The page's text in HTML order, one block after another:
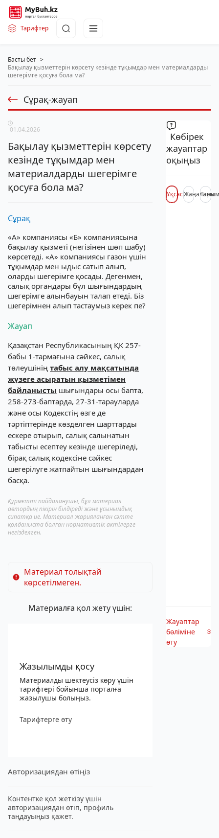
Тарифтер
Басты бет >
Бақылау қызметтерін көрсету кезінде тұқымдар мен материалдарды
шегерімге қосуға бола ма?
Сұрақ-жауап
01.04.2026
Бақылау қызметтерін көрсету
кезінде тұқымдар мен
материалдарды шегерімге
қосуға бола ма?
Сұрақ
«А» компаниясы «Б» компаниясына
бақылау қызметі (негізінен шөп шабу)
көрсетеді. «А» компаниясы газон үшін
тұқымдар мен ыдыс сатып алып,
оларды шегерімге қосады. Дегенмен,
салық органдары бұл шығындардың
шегерімге алынбауын талап етеді. Біз
шегерімнен алып тастаумыз керек пе?
Жауап
Қазақстан Республикасының ҚК 257-
бабы 1-тармағына сәйкес, салық
төлеушінің табыс алу мақсатында
жүзеге асыратын қызметімен
байланысты шығындары осы бапта,
258-273-баптарда, 27-31-тарауларда
және осы Кодекстің өзге де
тәртіптерінде көзделген шарттарды
ескере отырып, салық салынатын
табысты есептеу кезінде шегеріледі,
бірақ салық кодексіне сәйкес
шегерілуге жатпайтын шығындардан
басқа.
Құрметті пайдаланушы, бұл материал
автордың пікірін білдіреді және ұсынымдық
сипатқа ие. Материал жарияланған сәтте
қолданыста болған нормативтік актілерге
негізделген.
Материал толықтай
көрсетілмеген.
Материалға қол жету үшін:
Жазылымды қосу
Материалды шектеусіз көру үшін
тарифтері бойынша порталға
жазылушы болыңыз.
Тарифтерге өту
Авторизациядан өтіңіз
Контентке қол жеткізу үшін
авторизациядан өтіп, профиль
таңдауыңыз қажет.
Көбірек
жауаптар
оқыңыз
ҰқсасЖаңалары
Жауаптар
бөліміне
өту